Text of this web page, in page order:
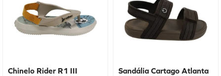
Chinelo Rider R1 III
Sandália Cartago Atlanta